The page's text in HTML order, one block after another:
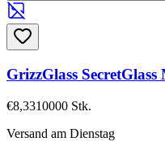
GrizzGlass
€8,3310000 Stk.
Versand am Dienstag